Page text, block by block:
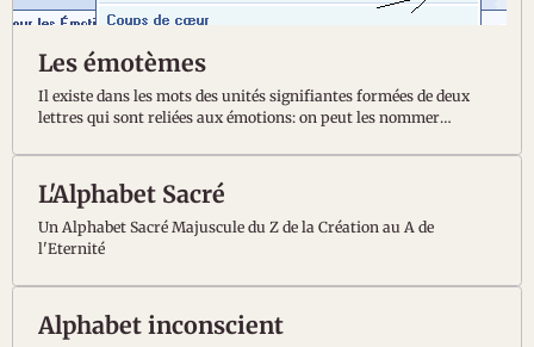
Les émotèmes
Il existe dans les mots des unités signifiantes formées de deux
lettres qui sont reliées aux émotions: on peut les nommer
L'Alphabet Sacré
Un Alphabet Sacré Majuscule du Z de la Création au A de
l'Eternité
Alphabet inconscient